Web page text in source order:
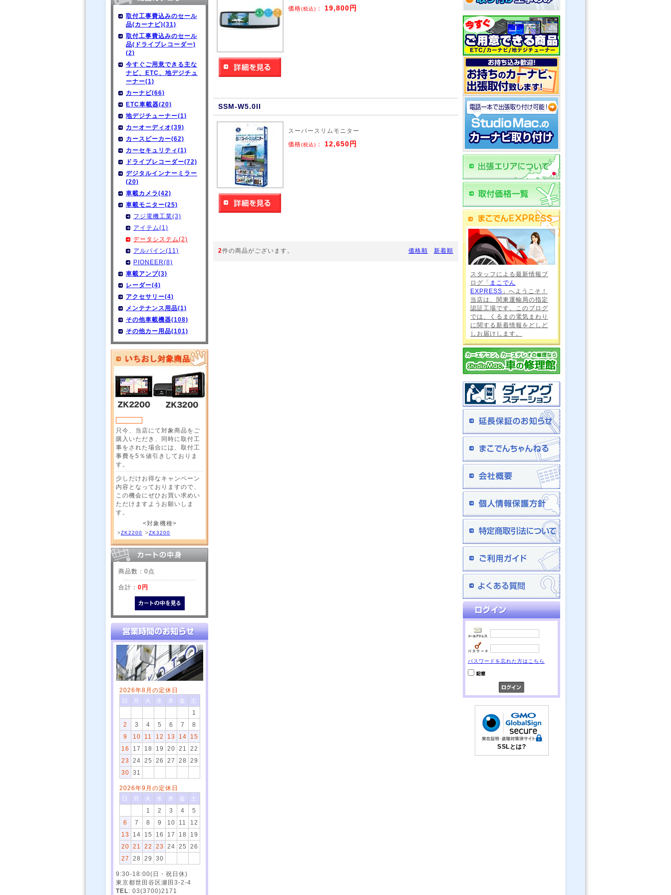
取付工事費込みのセール
品(カーナビ)(31)
取付工事費込みのセール
品(ドライブレコーダー)
(2)
今すぐご用意できる主な
ナビ、ETC、地デジチュ
ーナー(1)
カーナビ(66)
ETC車載器(20)
地デジチューナー(1)
カーオーディオ(39)
カースピーカー(62)
カーセキュリティ(1)
ドライブレコーダー(72)
デジタルインナーミラー
(20)
車載カメラ(42)
車載モニター(25)
フジ電機工業(3)
アイテム(1)
データシステム(2)
アルパイン(11)
PIONEER(8)
車載アンプ(3)
レーダー(4)
アクセサリー(4)
メンテナンス用品(1)
その他車載機器(108)
その他カー用品(101)
只今、当店にて対象商品をご
購入いただき、同時に取付工
事をされた場合には、取付工
事費を5％値引きしておりま
す。
少しだけお得なキャンペーン
内容となっておりますので、
この機会にぜひお買い求めい
ただけますようお願いしま
す。
<対象機種>
>ZK2200 >ZK3200
商品数：0点
合計： 0円
2026年8月の定休日
日
月 火 水 木 金
土
1
2
3 4 5 6 7
8
9
10 11 12 13 14
15
16
17 18 19 20 21
22
23
24 25 26 27 28
29
30
31
2026年9月の定休日
日
月 火 水 木 金
土
1
2 3 4
5
6
7 8 9 10 11
12
13
14 15 16 17 18
19
20
21 22 23 24 25
26
27
28 29 30
9:30-18:00(日・祝日休)
東京都世田谷区瀬田3-2-4
TEL: 03(3700)2171
価格(税込) ： 19,800円
SSM-W5.0II
スーパースリムモニター
価格(税込) ： 12,650円
2件の商品がございます。 価格順 新着順
スタッフによる最新情報ブ
ログ「 まこでん
EXPRESS 」へようこそ！
当店は、関東運輸局の指定
認証工場です。このブログ
では、くるまの電気まわり
に関する新着情報をどしど
しお届けします。
パスワードを忘れた方はこちら
SSLとは?